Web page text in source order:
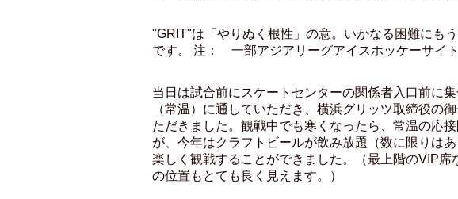
"GRIT"は「やりぬく根性」の意。いかなる困難にも
です。 注： 一部アジアリーグアイスホッケーサイ
当日は試合前にスケートセンターの関係者入口前に
（常温）に通していただき、横浜グリッツ取締役の
ただきました。観戦中でも寒くなったら、常温の応
が、今年はクラフトビールが飲み放題（数に限りは
楽しく観戦することができました。（最上階のVIP
の位置もとても良く見えます。）